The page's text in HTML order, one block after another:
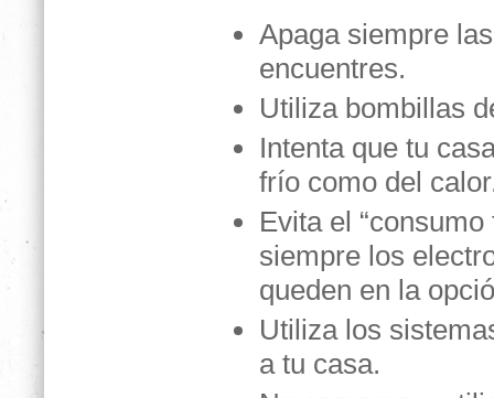
Apaga siempre
encuentres.
Utiliza bombillas
Intenta que tu
frío como del
Evita el
siempre los
queden en la
Utiliza los
a tu casa.